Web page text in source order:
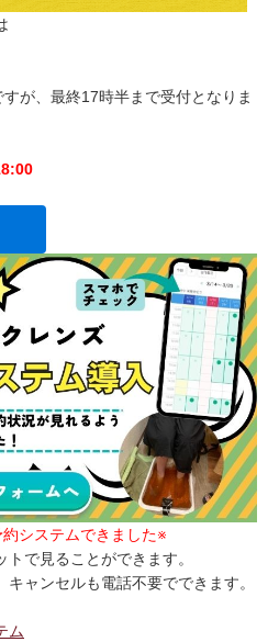
が、最終17時半まで受付となりま
システムできました※
トで見ることができます。
ャンセルも電話不要でできます。
ム